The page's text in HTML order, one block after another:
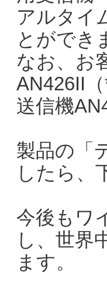
アルタイ
とができ
なお、お
AN426II
送信機
製品の「
したら、
今後もワ
し、世界
ます。